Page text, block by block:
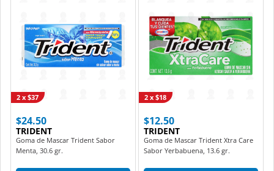
$24.50
TRIDENT
Goma de Mascar Trident Sabor
Menta, 30.6 gr.
2 x $37
$12.50
TRIDENT
Goma de Mascar Trident Xtra Care
Sabor Yerbabuena, 13.6 gr.
2 x $18